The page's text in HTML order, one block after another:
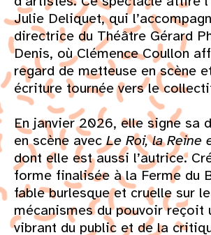
Julie Deliquet, qui
directrice du Théâtre Gérard
Denis, où Clémence Coullon
regard de metteuse en scène
écriture tournée vers le
En janvier 2026, elle signe sa
en scène avecLe Roi, la Reine
dont elle est aussi l’autrice.
forme finalisée à la Ferme du
fable burlesque et cruelle sur
mécanismes du pouvoir reçoit
vibrant du public et de la